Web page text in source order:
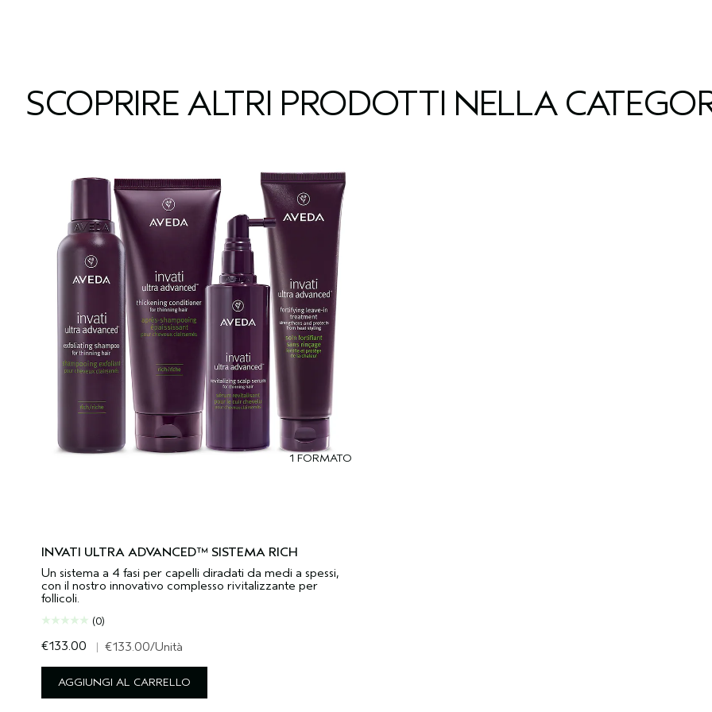
SCOPRIRE ALTRI PRODOTTI NELLA
1 FORMATO
INVATI ULTRA ADVANCED™ SISTEMA RICH
Un sistema a 4 fasi per capelli diradati da medi a spessi,
con il nostro innovativo complesso rivitalizzante per
follicoli.
(0)
€133.00 | €133.00/Unità
AGGIUNGI AL CARRELLO